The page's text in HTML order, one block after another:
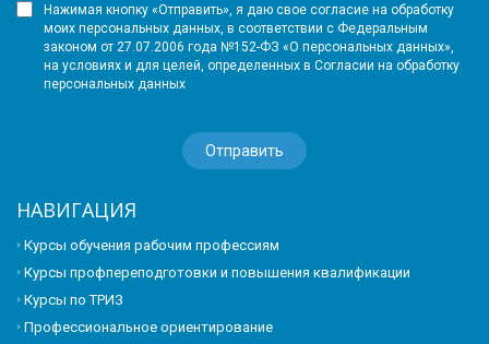
Нажимая кнопку «Отправить», я даю свое согласие на обработку
моих персональных данных, в соответствии с Федеральным
законом от 27.07.2006 года №152-ФЗ «О персональных данных»,
на условиях и для целей, определенных в Согласии на обработку
персональных данных
НАВИГАЦИЯ
Курсы обучения рабочим профессиям
Курсы профпереподготовки и повышения квалификации
Курсы по ТРИЗ
Профессиональное ориентирование